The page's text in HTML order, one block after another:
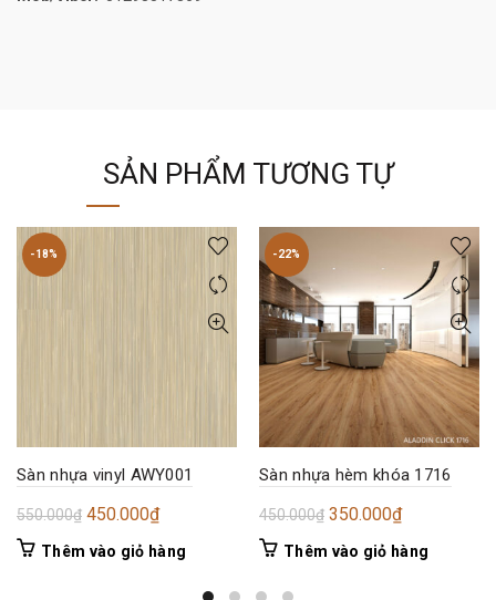
SẢN PHẨM TƯƠNG TỰ
-18%
Sàn nhựa vinyl AWY001
550.000₫ Giá
gốc
450.000₫Giá
hiện
Thêm vào giỏ hàng
-22%
Sàn nhựa hèm khóa 1716
450.000₫ Giá
gốc
350.000₫Giá
hiện
Thêm vào giỏ hàng